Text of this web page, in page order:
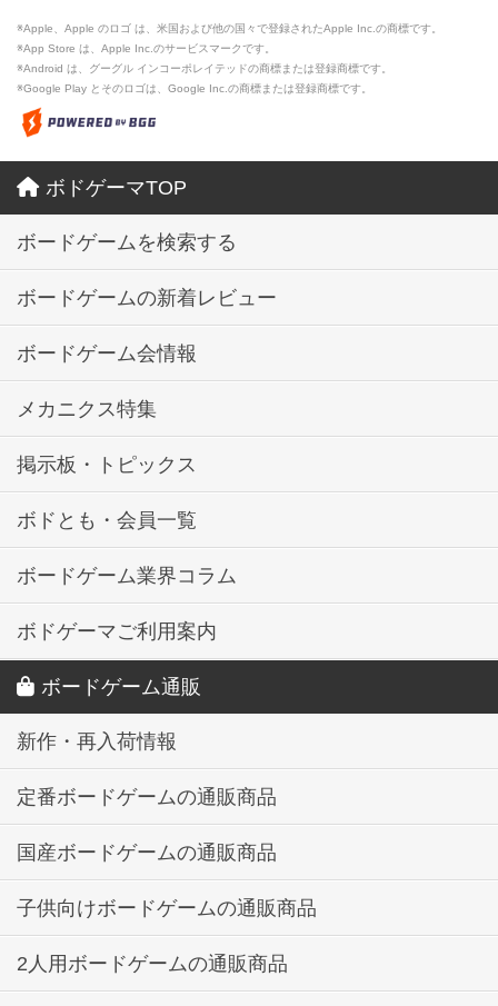
※Apple、Apple のロゴ は、米国および他の国々で登録されたApple Inc.の商標です。
※App Store は、Apple Inc.のサービスマークです。
※Android は、グーグル インコーポレイテッドの商標または登録商標です。
※Google Play とそのロゴは、Google Inc.の商標または登録商標です。
ボドゲーマTOP
ボードゲームを検索する
ボードゲームの新着レビュー
ボードゲーム会情報
メカニクス特集
掲示板・トピックス
ボドとも・会員一覧
ボードゲーム業界コラム
ボドゲーマご利用案内
ボードゲーム通販
新作・再入荷情報
定番ボードゲームの通販商品
国産ボードゲームの通販商品
子供向けボードゲームの通販商品
2人用ボードゲームの通販商品